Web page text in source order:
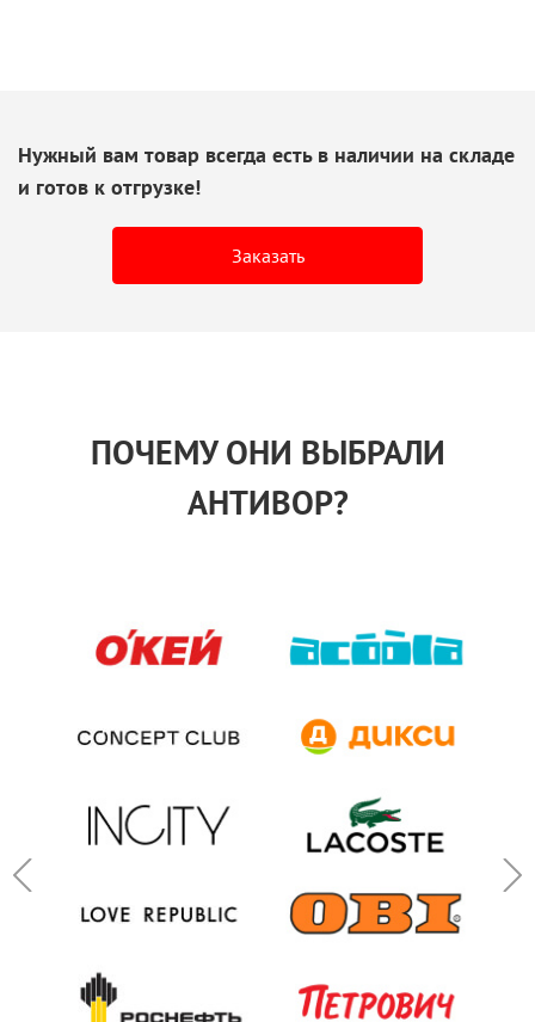
Нужный вам товар всегда есть в наличии на складе
и готов к отгрузке!
Заказать
ПОЧЕМУ ОНИ ВЫБРАЛИ
АНТИВОР?